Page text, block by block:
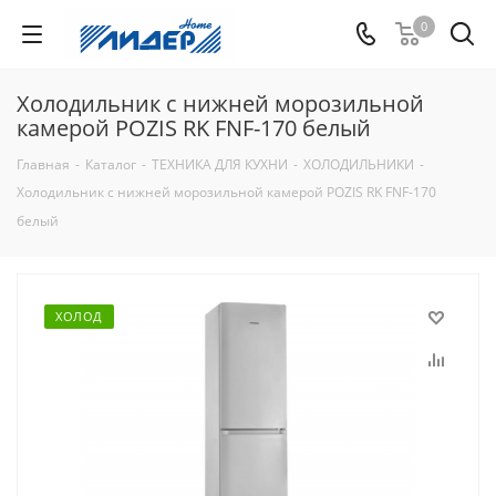
0
Холодильник с нижней морозильной
камерой POZIS RK FNF-170 белый
Главная - Каталог - ТЕХНИКА ДЛЯ КУХНИ - ХОЛОДИЛЬНИКИ -
Холодильник с нижней морозильной камерой POZIS RK FNF-170
белый
ХОЛОД